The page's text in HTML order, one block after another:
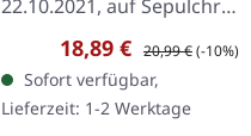
22.10.2021, auf Sepulchral
Voice Records. Schwarzes
Vinyl mit 12-seitigem
Booklet, Poster,
Download-Code.…
Verkaufspreis:
18,89 € Regulärer Preis:
20,99 €(-10%)
Sofort verfügbar,
Lieferzeit: 1-2 Werktage